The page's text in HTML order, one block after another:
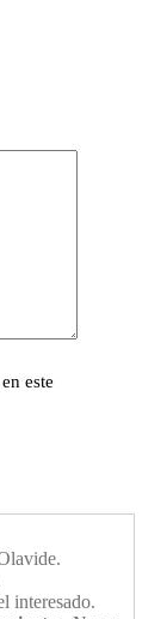
este
interesado.